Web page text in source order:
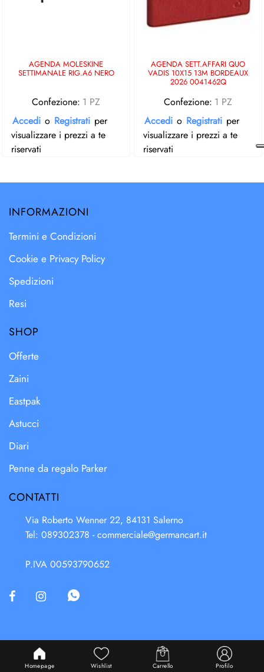
AGENDA MOLESKINE
SETTIMANALE RIG.A6 NERO
Confezione: 1 PZ
Accedi o Registrati per
visualizzare i prezzi a te
riservati
AGENDA SETT.AFFARI QUO
VADIS 10X15 13M BORDEAUX
2026 0041462Q
Confezione: 1 PZ
Accedi o Registrati per
visualizzare i prezzi a te
riservati
INFORMAZIONI
Termini e Condizioni
Cookie e Privacy Policy
Spedizioni
Resi
SHOP
Offerte
Zaini
Eastpak
Astucci
Diari
Penne da regalo Parker
CONTATTI
Via Roberto Wenner 22, 84131 Salerno
Tel: 089302378 -commerciale@germancart.it
P.IVA 00593790652
Homepage Wishlist Carrello Profilo
Powered & Designed byPassepartout